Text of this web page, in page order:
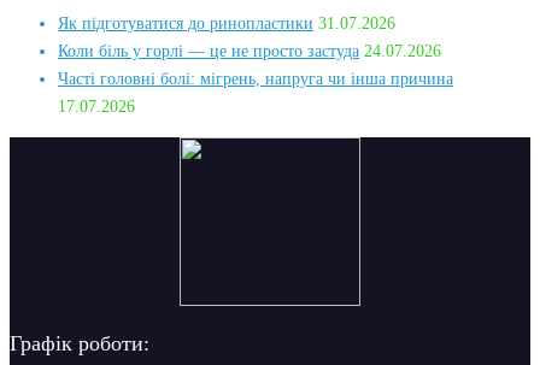
Як підготуватися до ринопластики 31.07.2026
Коли біль у горлі — це не просто застуда 24.07.2026
Часті головні болі: мігрень, напруга чи інша причина
17.07.2026
Графік роботи: